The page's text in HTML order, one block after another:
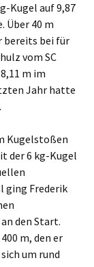
Kugel auf 9,87
Über 40 m
bereits bei für
vom SC
m im
Jahr hatte
Kugelstoßen
der 6 kg-Kugel
ging Frederik
den Start.
m, den er
um rund